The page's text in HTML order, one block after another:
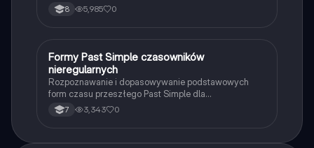
8 5,985 0
FJęzyk angielski
Formy Past Simple czasowników
nieregularnych
Rozpoznawanie i dopasowywanie podstawowych
form czasu przeszłego Past Simple dla
najpopularniejszych czasowników nieregularnych.
7 3,343 0